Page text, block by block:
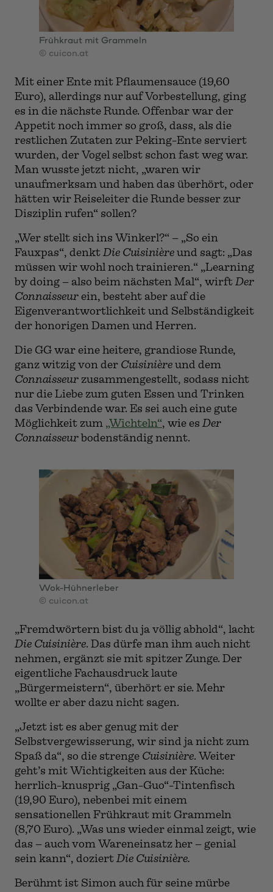
Frühkraut mit Grammeln
© cuicon.at
Mit einer Ente mit Pflaumensauce (19,60
Euro), allerdings nur auf Vorbestellung, ging
es in die nächste Runde. Offenbar war der
Appetit noch immer so groß, dass, als die
restlichen Zutaten zur Peking-Ente serviert
wurden, der Vogel selbst schon fast weg war.
Man wusste jetzt nicht, „waren wir
unaufmerksam und haben das überhört, oder
hätten wir Reiseleiter die Runde besser zur
Disziplin rufen“ sollen?
„Wer stellt sich ins Winkerl?“ – „So ein
Fauxpas“, denkt Die Cuisinière und sagt: „Das
müssen wir wohl noch trainieren.“ „Learning
by doing – also beim nächsten Mal“, wirft Der
Connaisseur ein, besteht aber auf die
Eigenverantwortlichkeit und Selbständigkeit
der honorigen Damen und Herren.
Die GG war eine heitere, grandiose Runde,
ganz witzig von der Cuisinière und dem
Connaisseur zusammengestellt, sodass nicht
nur die Liebe zum guten Essen und Trinken
das Verbindende war. Es sei auch eine gute
Möglichkeit zum „Wichteln“, wie es Der
Connaisseurbodenständig nennt.
Wok-Hühnerleber
© cuicon.at
„Fremdwörtern bist du ja völlig abhold“, lacht
Die Cuisinière. Das dürfe man ihm auch nicht
nehmen, ergänzt sie mit spitzer Zunge. Der
eigentliche Fachausdruck laute
„Bürgermeistern“, überhört er sie. Mehr
wollte er aber dazu nicht sagen.
„Jetzt ist es aber genug mit der
Selbstvergewisserung, wir sind ja nicht zum
Spaß da“, so die strenge Cuisinière. Weiter
geht’s mit Wichtigkeiten aus der Küche:
herrlich-knusprig „Gan-Guo“-Tintenfisch
(19,90 Euro), nebenbei mit einem
sensationellen Frühkraut mit Grammeln
(8,70 Euro). „Was uns wieder einmal zeigt, wie
das – auch vom Wareneinsatz her – genial
sein kann“, doziert Die Cuisinière.
Berühmt ist Simon auch für seine mürbe